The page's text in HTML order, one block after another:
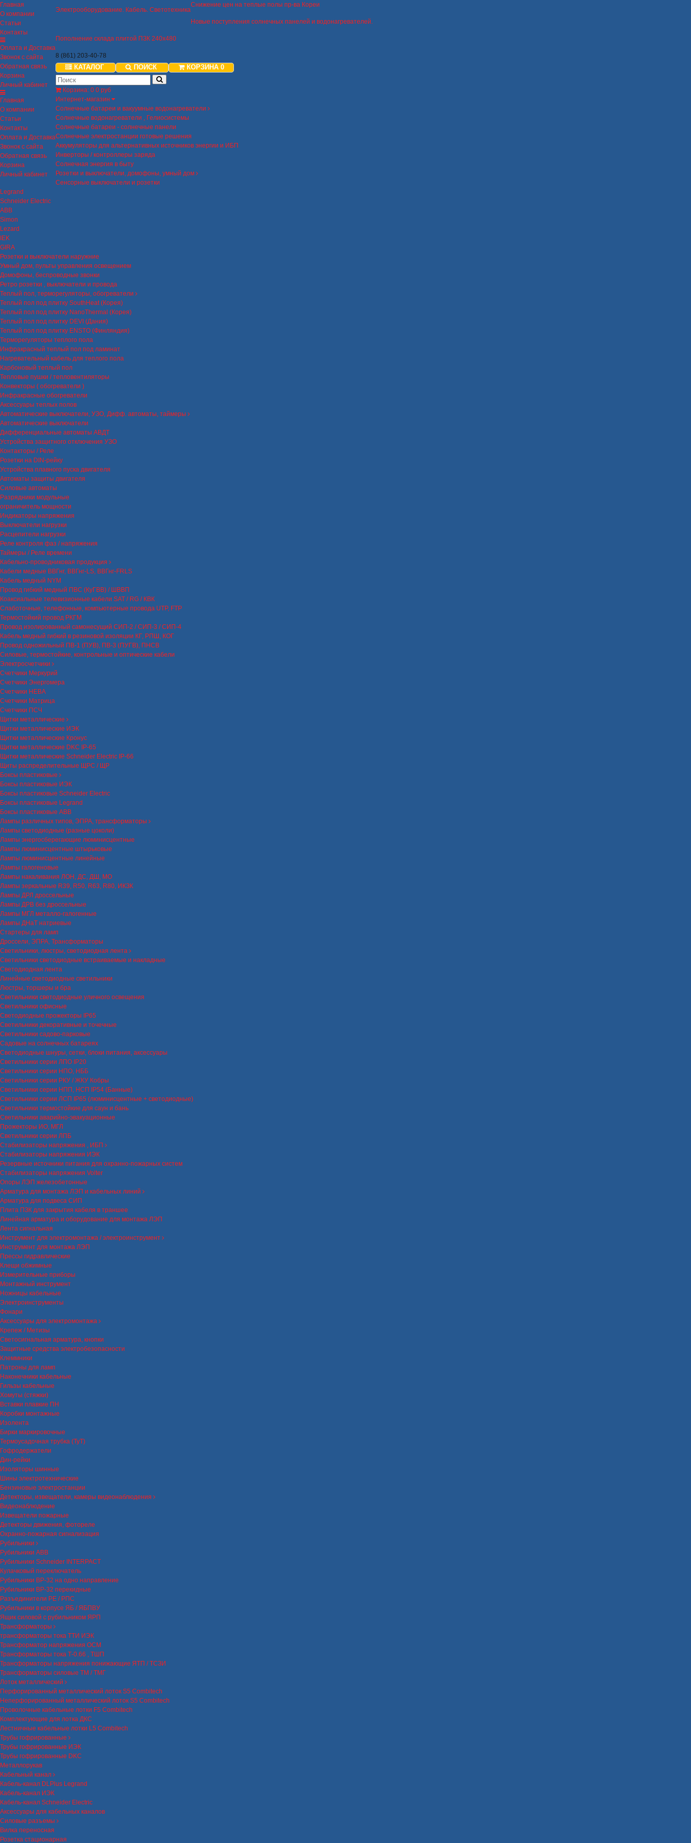
Главная
О компании
Статьи
Контакты
Оплата и Доставка
Звонок с сайта
Обратная связь
Корзина
Личный кабинет
Главная
О компании
Статьи
Контакты
Оплата и Доставка
Звонок с сайта
Обратная связь
Корзина
Личный кабинет
Электрооборудование. Кабель. Светотехника
Снижение цен на теплые полы пр-ва Кореи
Новые поступления солнечных панелей и водонагревателей.
Пополнение склада плитой ПЗК 240х480
8 (861) 203-40-78
КАТАЛОГ ПОИСК КОРЗИНА 0
Корзина: 0 0 руб
Интернет-магазин
Солнечные батареи и вакуумные водонагреватели
Солнечные водонагреватели , Гелиосистемы
Солнечные батареи - солнечные панели
Солнечные электростанции готовые решения
Аккумуляторы для альтернативных источников энергии и ИБП
Инверторы / контроллеры заряда
Солнечная энергия в быту
Розетки и выключатели, домофоны, умный дом
Сенсорные выключатели и розетки
Legrand
Schneider Electric
ABB
Simon
Lezard
IEK
GIRA
Розетки и выключатели наружние
Умный дом, пульты управления освещением
Домофоны, беспроводные звонки
Ретро розетки , выключатели и провода
Теплый пол, терморегуляторы, обогреватели
Теплый пол под плитку SouthHeat (Корея)
Теплый пол под плитку NanoThermal (Корея)
Теплый пол под плитку DEVI (Дания)
Теплый пол под плитку ENSTO (Финляндия)
Терморегуляторы теплого пола
Инфракрасный теплый пол под ламинат
Нагревательный кабель для теплого пола
Карбоновый теплый пол
Тепловые пушки / тепловентиляторы
Конвекторы ( обогреватели )
Инфракрасные обогреватели
Аксессуары теплых полов
Автоматические выключатели, УЗО, Дифф. автоматы, таймеры
Автоматические выключатели
Дифференциальные автоматы АВДТ
Устройства защитного отключения УЗО
Контакторы / Реле
Розетки на DIN-рейку
Устройства плавного пуска двигателя
Автоматы защиты двигателя
Силовые автоматы
Разрядники модульные
ограничитель мощности
Индикаторы напряжения
Выключатели нагрузки
Расцепители нагрузки
Реле контроля фаз / напряжения
Таймеры / Реле времени
Кабельно-проводниковая продукция
Кабели медные ВВГнг, ВВГнг-LS, ВВГнг-FRLS
Кабель медный NYM
Провод гибкий медный ПВС (КуГВВ) / ШВВП
Коаксиальные телевизионные кабели SAT / RG / КВК
Слаботочные, телефонные, компьютерные провода UTP, FTP
Термостойкий провод РКГМ
Провод изолированный самонесущий СИП-2 / СИП-3 / СИП-4
Кабель медный гибкий в резиновой изоляции КГ, РПШ, КОГ
Провод одножильный ПВ-1 (ПУВ), ПВ-3 (ПУГВ), ПНСВ
Силовые, термостойкие, контрольные и оптические кабели
Электросчетчики
Счетчики Меркурий
Счетчики Энергомера
Счетчики НЕВА
Счетчики Матрица
Счетчики ПСЧ
Щитки металлические
Щитки металлические ИЭК
Щитки металлические Кронус
Щитки металлические DKC IP-65
Щитки металлические Schneider Electric IP-66
Щиты распределительные ЩРС / ЩР
Боксы пластиковые
Боксы пластиковые ИЭК
Боксы пластиковые Schneider Electric
Боксы пластиковые Legrand
Боксы пластиковые ABB
Лампы различных типов, ЭПРА, трансформаторы
Лампы светодиодные (разные цоколи)
Лампы энергосберегающие люминисцентные
Лампы люминисцентные штырьковые
Лампы люминисцентные линейные
Лампы галогеновые
Лампы накаливания ЛОН, ДС, ДШ, МО
Лампы зеркальные R39, R50, R63, R80, ИКЗК
Лампы ДРЛ дроссельные
Лампы ДРВ без дроссельные
Лампы МГЛ металло-галогенные
Лампы ДНаТ натриевые
Стартеры для ламп
Дроссели, ЭПРА, Трансформаторы
Светильники, люстры, светодиодная лента
Светильники светодиодные встраиваемые и накладные
Светодиодная лента
Линейные светодиодные светильники
Люстры, торшеры и бра
Светильники светодиодные уличного освещения
Светильники офисные
Светодиодные прожекторы IP65
Светильники декоративные и точечные
Светильники садово-парковые
Садовые на солнечных батареях
Светодиодные шнуры, сетки, блоки питания, аксессуары
Светильники серии ЛПО IP20
Светильники серии НПО, НББ
Светильники серии РКУ / ЖКУ Кобры
Светильники серии НПП, НСП IP54 (Банные)
Светильники серии ЛСП IP65 (люминисцентные + светодиодные)
Светильники термостойкие для саун и бань
Светильники аварийно-эвакуационные
Прожекторы ИО, МГЛ
Светильники серии ЛПБ
Стабилизаторы напряжения , ИБП
Стабилизаторы напряжения ИЭК
Резервные источники питания для охранно-пожарных систем
Стабилизаторы напряжения Volter
Опоры ЛЭП железобетонные
Арматура для монтажа ЛЭП и кабельных линий
Арматура для подвеса СИП
Плита ПЗК для закрытия кабеля в траншее
Линейная арматура и оборудование для монтажа ЛЭП
Лента сигнальная
Инструмент для электромонтажа / электроинструмент
Инструмент для монтажа ЛЭП
Прессы гидравлические
Клещи обжимные
Измерительные приборы
Монтажный инструмент
Ножницы кабельные
Электроинструменты
Фонари
Аксессуары для электромонтажа
Крепеж / Метизы
Светосигнальная арматура, кнопки
Защитные средства электробезопасности
Клеммники
Патроны для ламп
Наконечники кабельные
Гильзы кабельные
Хомуты (стяжки)
Вставки плавкие ПН
Коробки монтажные
Изолента
Бирки маркировочные
Термоусадочная трубка (ТуТ)
Гофродержатели
Дин-рейки
Изоляторы шинные
Шины электротехнические
Бензиновые электростанции
Детекторы, извещатели, камеры видеонаблюдения
Видеонаблюдение
Извещатели пожарные
Детекторы движения, фотореле
Охранно-пожарная сигнализация
Рубильники
Рубильники ABB
Рубильники Schneider INTERPACT
Кулачковый переключатель
Рубильники ВР-32 на одно направление
Рубильники ВР-32 перекидные
Разъединители РЕ / РПС
Рубильники в корпусе ЯБ / ЯБПВУ
Ящик силовой с рубильником ЯРП
Трансформаторы
трансформаторы тока ТТИ ИЭК
Трансформатор напряжения ОСМ
Трансформаторы тока Т-0.66 , ТШП
Трансформаторы напряжения понижающие ЯТП / ТСЗИ
Трансформаторы силовые ТМ / ТМГ
Лоток металлический
Перфорированный металлический лоток S5 Combitech
Неперфорированный металлический лоток S5 Combitech
Проволочные кабельные лотки F5 Combitech
Комплектующие для лотка ДКС
Лестничные кабельные лотки L5 Combitech
Трубы гофрированные
Трубы гофрированные ИЭК
Трубы гофрированные DKC
Металлорукав
Кабельный канал
Кабель-канал DLPlus Legrand
Кабель-канал ИЭК
Кабель-канал Schneider Electric
Аксессуары для кабельных каналов
Силовые разъемы
Вилка переносная
Розетка стационарная